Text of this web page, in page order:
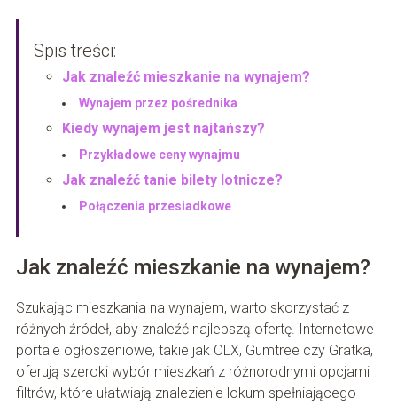
Spis treści:
Jak znaleźć mieszkanie na wynajem?
Wynajem przez pośrednika
Kiedy wynajem jest najtańszy?
Przykładowe ceny wynajmu
Jak znaleźć tanie bilety lotnicze?
Połączenia przesiadkowe
Jak znaleźć mieszkanie na wynajem?
Szukając mieszkania na wynajem, warto skorzystać z
różnych źródeł, aby znaleźć najlepszą ofertę. Internetowe
portale ogłoszeniowe, takie jak OLX, Gumtree czy Gratka,
oferują szeroki wybór mieszkań z różnorodnymi opcjami
filtrów, które ułatwiają znalezienie lokum spełniającego